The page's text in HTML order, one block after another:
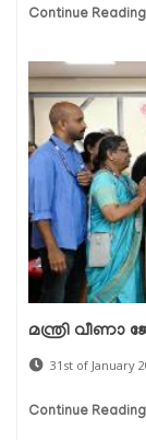
Continue Reading
മന്ത്രി വീണാ
31st of January
Continue Reading